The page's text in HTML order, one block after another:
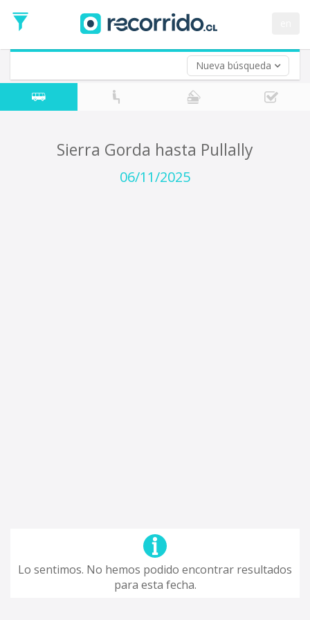
Nueva búsqueda
de
Ida
Vuelta (opcional)
Fecha
de
Sierra Gorda hasta Pullally
06/11/2025
Lo sentimos. No hemos podido encontrar resultados
para esta fecha.